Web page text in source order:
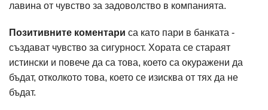
лавина от чувство за задоволство в компанията.
Позитивните коментари са като пари в банката -
създават чувство за сигурност. Хората се стараят
истински и повече да са това, което са окуражени да
бъдат, отколкото това, което се изисква от тях да не
бъдат.